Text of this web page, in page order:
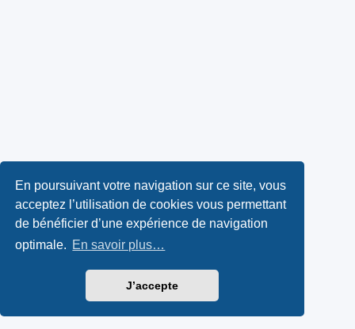
En poursuivant votre navigation sur ce site, vous
acceptez l’utilisation de cookies vous permettant
de bénéficier d’une expérience de navigation
optimale. En savoir plus…
J’accepte